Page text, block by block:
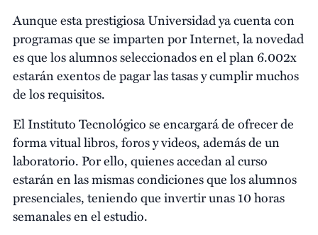
Aunque esta prestigiosa Universidad ya cuenta con
programas que se imparten por Internet, la novedad
es que los alumnos seleccionados en el plan 6.002x
estarán exentos de pagar las tasas y cumplir muchos
de los requisitos.
El Instituto Tecnológico se encargará de ofrecer de
forma vitual libros, foros y videos, además de un
laboratorio. Por ello, quienes accedan al curso
estarán en las mismas condiciones que los alumnos
presenciales, teniendo que invertir unas 10 horas
semanales en el estudio.